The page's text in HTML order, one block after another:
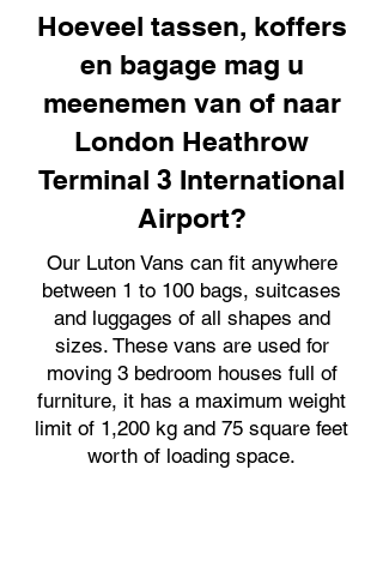
Hoeveel tassen, koffers
en bagage mag u
meenemen van of naar
London Heathrow
Terminal 3 International
Airport?
Our Luton Vans can fit anywhere
between 1 to 100 bags, suitcases
and luggages of all shapes and
sizes. These vans are used for
moving 3 bedroom houses full of
furniture, it has a maximum weight
limit of 1,200 kg and 75 square feet
worth of loading space.